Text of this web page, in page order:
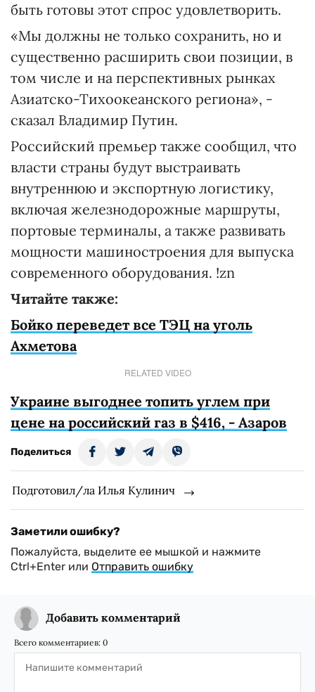
быть готовы этот спрос удовлетворить.
«Мы должны не только сохранить, но и
существенно расширить свои позиции, в
том числе и на перспективных рынках
Азиатско-Тихоокеанского региона», -
сказал Владимир Путин.
Российский премьер также сообщил, что
власти страны будут выстраивать
внутреннюю и экспортную логистику,
включая железнодорожные маршруты,
портовые терминалы, а также развивать
мощности машиностроения для выпуска
современного оборудования. !zn
Читайте также:
Бойко переведет все ТЭЦ на уголь
Ахметова
RELATED VIDEO
Украине выгоднее топить углем при
цене на российский газ в $416, - Азаров
Поделиться
Подготовил/ла Илья Кулинич
Заметили ошибку?
Пожалуйста, выделите ее мышкой и нажмите
Ctrl+Enter или Отправить ошибку
Добавить комментарий
Всего комментариев: 0